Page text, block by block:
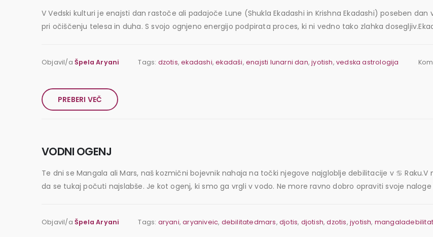
V Vedski kulturi je enajsti dan rastoče ali padajoče Lune (Shukla Ekadashi in Krishna Ekadashi) poseben
pri očiščenju telesa in duha. S svojo ognjeno energijo podpirata proces, ki ni vedno tako zlahka
Objavil/a Špela Aryani Tags: dzotis,ekadashi,ekadaši,enajsti lunarni dan,jyotish,vedska astrologija
PREBERI VEČ
VODNI OGENJ
Te dni se Mangala ali Mars, naš kozmični bojevnik nahaja na točki njegove najgloblje debilitacije v ♋️
da se tukaj počuti najslabše. Je kot ogenj, ki smo ga vrgli v vodo. Ne more ravno dobro opraviti svoje
Objavil/a Špela Aryani Tags: aryani,aryaniveic, debilitatedmars,djotis, djotish,dzotis,jyotish,